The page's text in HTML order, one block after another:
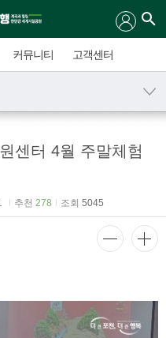
커뮤니티 고객센터
센터 4월 주말체험
추천 278 조회 5045